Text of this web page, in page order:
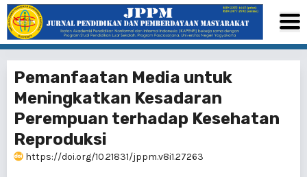
Pemanfaatan Media untuk
Meningkatkan Kesadaran
Perempuan terhadap Kesehatan
Reproduksi
https://doi.org/10.21831/jppm.v8i1.27263